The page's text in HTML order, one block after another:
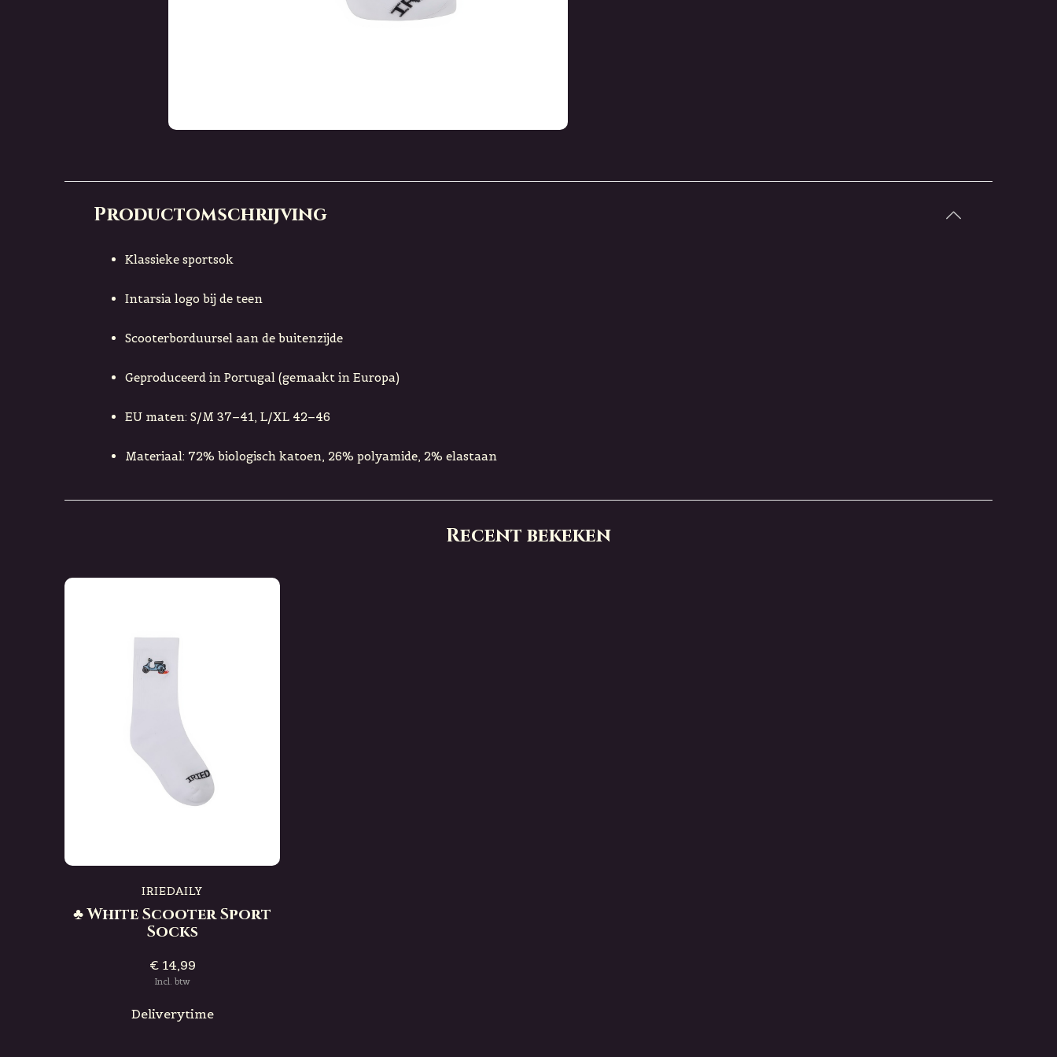
Productomschrijving
Klassieke sportsok
Intarsia logo bij de teen
Scooterborduursel aan de buitenzijde
Geproduceerd in Portugal (gemaakt in Europa)
EU maten: S/M 37–41, L/XL 42–46
Materiaal: 72% biologisch katoen, 26% polyamide, 2% elastaan
Recent bekeken
IRIEDAILY
♣ White Scooter Sport
Socks
€ 14,99
Incl. btw
Deliverytime